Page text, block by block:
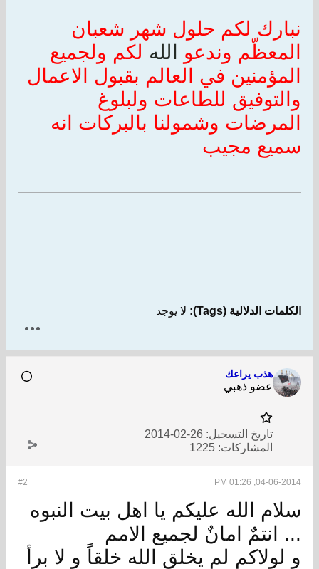
نبارك لكم حلول شهر شعبان
المعظّم وندعو
الله لكم ولجميع
المؤمنين في العالم بقبول الاعمال
والتوفيق للطاعات ولبلوغ
المرضات وشمولنا بالبركات انه
سميع مجيب
الكلمات الدلالية (Tags): لا يوجد
هذب يراعك
عضو ذهبي
تاريخ التسجيل: 26-02-2014
المشاركات: 1225
#2 04-06-2014, 01:26 PM
سلام الله عليكم يا اهل بيت النبوه
... انتمٌ امانٌ لجميع الامم
و لولاكم لم يخلق الله خلقاً و لا برأ